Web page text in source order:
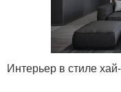
Интерьер в стиле